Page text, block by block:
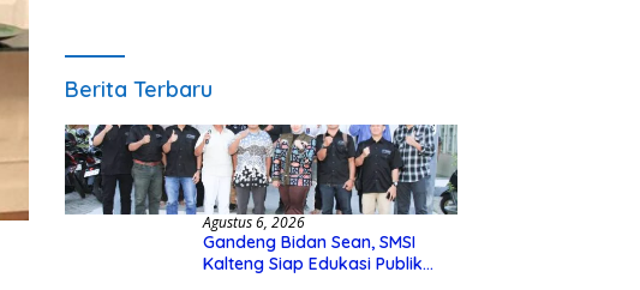
Berita Terbaru
Agustus 6, 2026
Gandeng Bidan Sean, SMSI
Kalteng Siap Edukasi Publik